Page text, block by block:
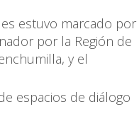
estuvo marcado por
por la Región de
y el
espacios de diálogo